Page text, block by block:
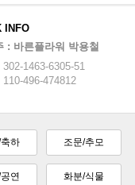
INFO
: 바른플라워 박용철
1463-6305-51
110-496-474812
하 조문/추모
연 화분/식물